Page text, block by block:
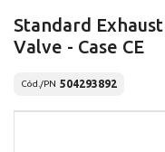
Standard Exhaust
Valve - Case CE
Cód./PN 504293892